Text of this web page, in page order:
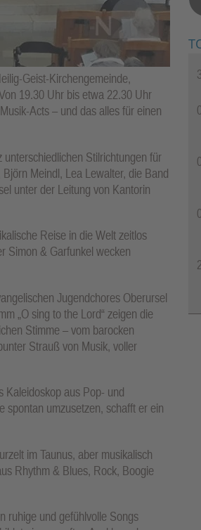
Geist-Kirchengemeinde,
19.30 Uhr bis etwa 22.30 Uhr
Acts – und das alles für einen
Stilrichtungen für
Meindl, Lea Lewalter, die Band
unter der Leitung von Kantorin
Reise in die Welt zeitlos
Simon & Garfunkel wecken
Jugendchores Oberursel
„O sing to the Lord“ zeigen die
Stimme – vom barocken
Strauß von Musik, voller
Kaleidoskop aus Pop- und
spontan umzusetzen, schafft er ein
im Taunus, aber musikalisch
Rhythm & Blues, Rock, Boogie
ruhige und gefühlvolle Songs